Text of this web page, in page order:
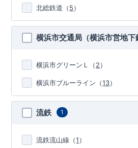
北総鉄道 （5）
横浜市交通局（横浜市営地下
横浜市グリーンＬ （2）
横浜市ブルーライン （13）
流鉄 1
流鉄流山線 （1）